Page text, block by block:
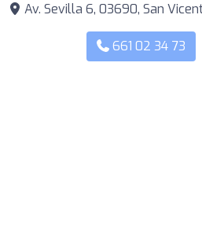
Av. Sevilla 6, 03690, San
661 02 34 73